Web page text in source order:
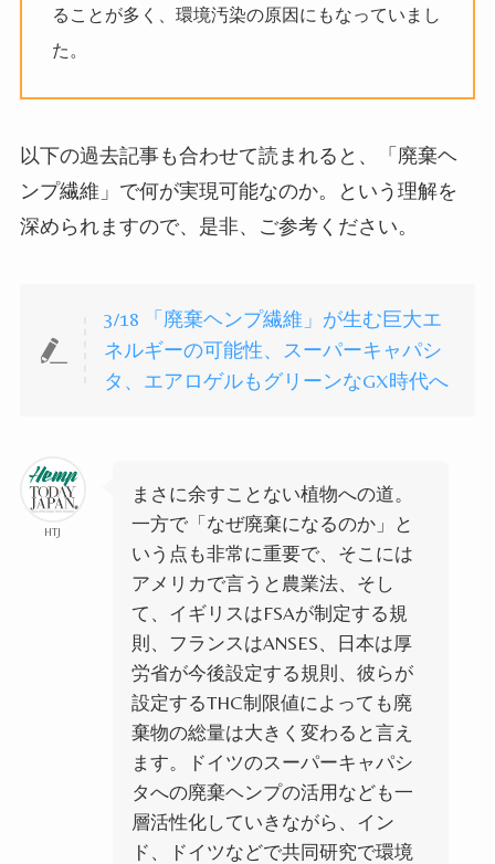
ることが多く、環境汚染の原因にもなっていまし
た。
以下の過去記事も合わせて読まれると、「廃棄ヘ
ンプ繊維」で何が実現可能なのか。という理解を
深められますので、是非、ご参考ください。
3/18 「廃棄ヘンプ繊維」が生む巨大エ
ネルギーの可能性、スーパーキャパシ
タ、エアロゲルもグリーンなGX時代へ
HTJ
まさに余すことない植物への道。
一方で「なぜ廃棄になるのか」と
いう点も非常に重要で、そこには
アメリカで言うと農業法、そし
て、イギリスはFSAが制定する規
則、フランスはANSES、日本は厚
労省が今後設定する規則、彼らが
設定するTHC制限値によっても廃
棄物の総量は大きく変わると言え
ます。
ドイツのスーパーキャパシ
タへの廃棄ヘンプの活用なども一
層活性化していきながら、イン
ド、ドイツなどで共同研究で環境